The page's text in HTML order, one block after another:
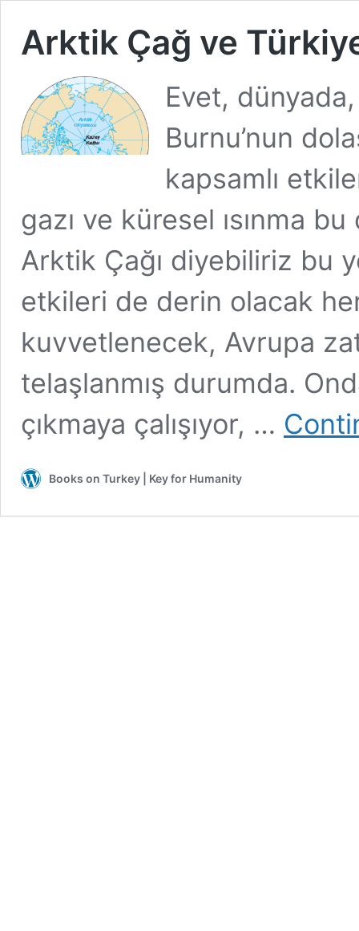
Arktik Çağ ve
Evet,
Burnu’nun
kapsamlı
gazı ve küresel ısınma
Arktik Çağı diyebiliriz bu
etkileri de derin olacak
kuvvetlenecek, Avrupa
telaşlanmış durumda.
çıkmaya çalışıyor, …
Books on Turkey | Key for Humanity